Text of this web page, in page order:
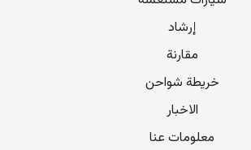
إرشاد
مقارنة
خريطة شواحن
الاخبار
معلومات عنا